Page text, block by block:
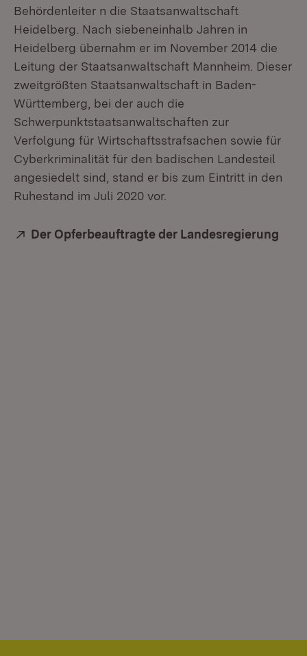
Behördenleiter n die Staatsanwaltschaft
Heidelberg. Nach siebeneinhalb Jahren in
Heidelberg übernahm er im November 2014 die
Leitung der Staatsanwaltschaft Mannheim. Dieser
zweitgrößten Staatsanwaltschaft in Baden-
Württemberg, bei der auch die
Schwerpunktstaatsanwaltschaften zur
Verfolgung für Wirtschaftsstrafsachen sowie für
Cyberkriminalität für den badischen Landesteil
angesiedelt sind, stand er bis zum Eintritt in den
Ruhestand im Juli 2020 vor.
Extern:
Der Opferbeauftragte der Landesregierung